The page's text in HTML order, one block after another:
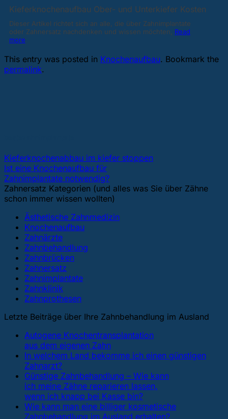
Kieferknochenaufbau Ober- und Unterkiefer Kosten
Dieser Artikel richtet sich an alle, die über Zahnimplantate
oder Zahnersatz nachdenken und wissen möchten, Read
more
This entry was posted in Knochenaufbau. Bookmark the
permalink.
Kieferknochenabbau im kiefer stoppen
Ist eine Knochenaufbau für
Zahnimplantate notwendig?
Zahnersatz Kategorien (und alles was Sie über Zähne
schon immer wissen wollten)
Ästhetische Zahnmedizin
Knochenaufbau
Zahnärzte
Zahnbehandlung
Zahnbrücken
Zahnersatz
Zahnimplantate
Zahnklinik
Zahnprothesen
Letzte Beiträge über Ihre Zahnbehandlung im Ausland
Autogene Knochentransplantation
aus dem eigenen Zahn
In welchem ​​Land bekomme ich einen günstigen
Zahnarzt?
Günstige Zahnbehandlung – Wie kann
ich meine Zähne reparieren lassen,
wenn ich knapp bei Kasse bin?
Wie kann man eine billiger kosmetische
Zahnbehandlung im Ausland erhalten?